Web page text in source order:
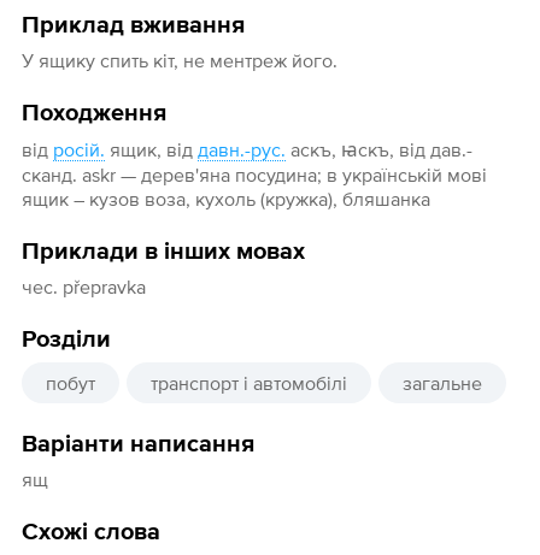
Приклад вживання
У ящику спить кіт, не ментреж його.
Походження
від росій. ящик, від давн.-рус. аскъ, ꙗскъ, від дав.-
сканд. askr — дерев'яна посудина; в українській мові
ящик – кузов воза, кухоль (кружка), бляшанка
Приклади в інших мовах
чес. přepravka
Розділи
побут транспорт і автомобілі загальне
Варіанти написання
ящ
Схожі слова